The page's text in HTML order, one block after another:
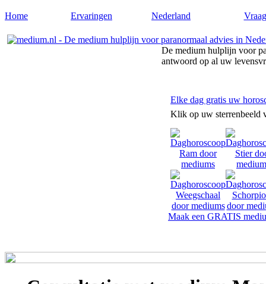
Home Ervaringen Nederland
De medium hulplijn voor
antwoord op al uw
Elke dag gratis uw
Klik op uw sterrenbeeld
Maak een GRATIS